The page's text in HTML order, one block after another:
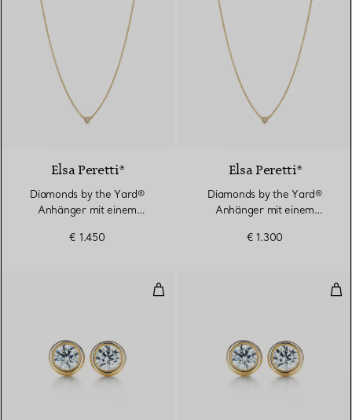
2 Materialien
Elsa Peretti®
Diamonds by the Yard®
Anhänger mit einem
€ 1.450
Elsa Peretti®
Diamonds by the Yard®
Anhänger mit einem
€ 1.300
Diamonds by the Yard®